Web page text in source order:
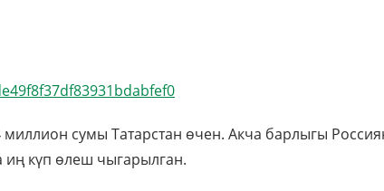
сумы Татарстан өчен. Акча барлыгы
иң күп өлеш чыгарылган.